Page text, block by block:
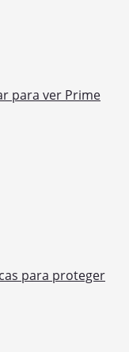
para ver Prime
para proteger